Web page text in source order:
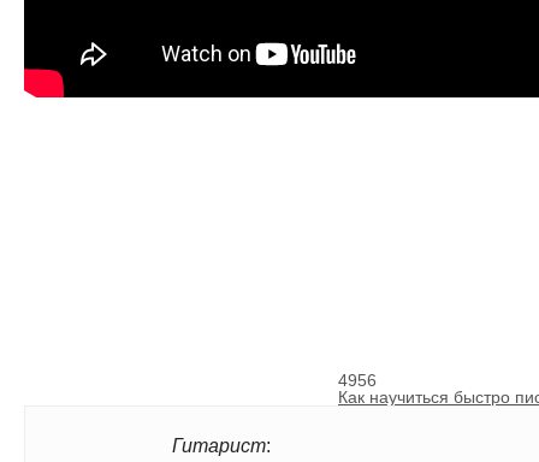
4956
Как научиться быстро
Гитарист: